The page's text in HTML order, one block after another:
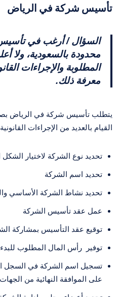
تأسيس شركة في الرياض
السؤال / أرغب في
محدودة بالسعودية، ولا
المطلوبة والإجراءات
معرفة ذلك.
يتطلب تأسيس شركة في الرياض
القيام بالعديد من الإجراءات
تحديد نوع الشركة لاختيار
تحديد اسم الشركة
تحديد نشاط الشركة الأساسي
عمل عقد تأسيس الشركة
توقيع عقد التأسيس بمشاركة
توفير رأس المال المطلوب
تسجيل اسم الشركة في السجل
على الموافقة النهائية من